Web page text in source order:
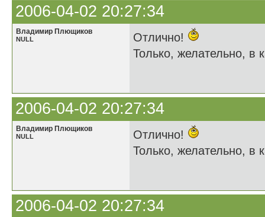
2006-04-02 20:27:34
Владимир Плющиков
NULL
Отлично!
Только, желательно, в
2006-04-02 20:27:34
Владимир Плющиков
NULL
Отлично!
Только, желательно, в
2006-04-02 20:27:34